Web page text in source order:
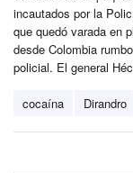
incautados por la
que quedó varada en
desde Colombia
policial. El general
cocaína Dirandro